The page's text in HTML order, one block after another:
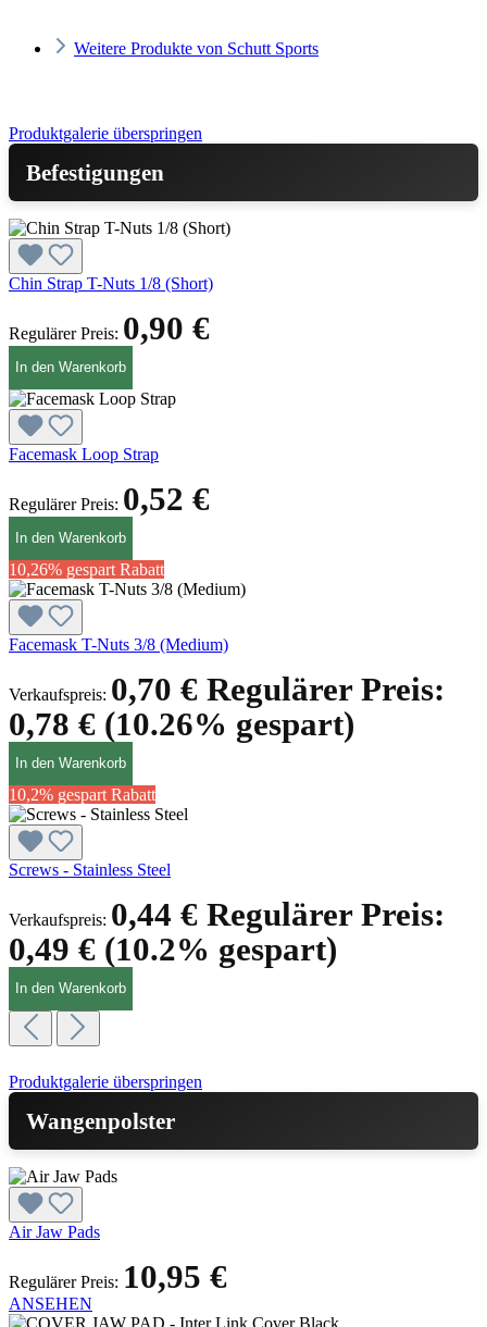
Weitere Produkte von Schutt Sports
Produktgalerie überspringen
Befestigungen
Chin Strap T-Nuts 1/8 (Short)
Regulärer Preis: 0,90 €
In den Warenkorb
Facemask Loop Strap
Regulärer Preis: 0,52 €
In den Warenkorb
10,26% gespart Rabatt
Facemask T-Nuts 3/8 (Medium)
Verkaufspreis: 0,70 € Regulärer Preis:
0,78 € (10.26% gespart)
In den Warenkorb
10,2% gespart Rabatt
Screws - Stainless Steel
Verkaufspreis: 0,44 € Regulärer Preis:
0,49 € (10.2% gespart)
In den Warenkorb
Produktgalerie überspringen
Wangenpolster
Air Jaw Pads
Regulärer Preis: 10,95 €
ANSEHEN